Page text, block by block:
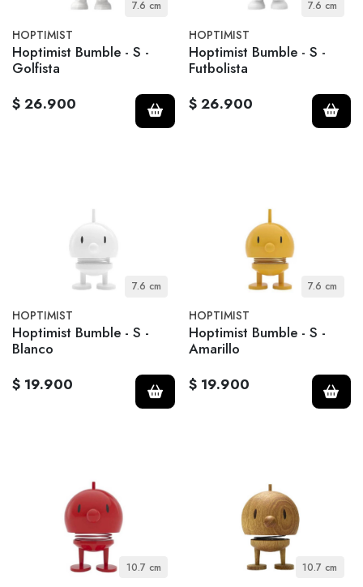
7.6 cm
HOPTIMIST
Hoptimist Bumble - S -
Golfista
$ 26.900
7.6 cm
HOPTIMIST
Hoptimist Bumble - S -
Futbolista
$ 26.900
7.6 cm
HOPTIMIST
Hoptimist Bumble - S -
Blanco
$ 19.900
7.6 cm
HOPTIMIST
Hoptimist Bumble - S -
Amarillo
$ 19.900
10.7 cm 10.7 cm